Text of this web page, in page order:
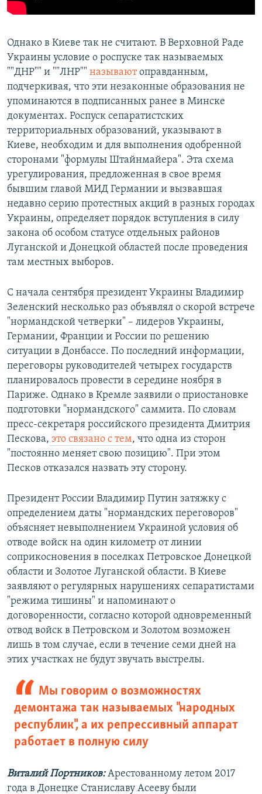
Однако в Киеве так не считают. В Верховной Раде
Украины условие о роспуске так называемых
""ДНР"" и ""ЛНР"" называютоправданным,
подчеркивая, что эти незаконные образования не
упоминаются в подписанных ранее в Минске
документах. Роспуск сепаратистских
территориальных образований, указывают в
Киеве, необходим и для выполнения одобренной
сторонами "формулы Штайнмайера". Эта схема
урегулирования, предложенная в свое время
бывшим главой МИД Германии и вызвавшая
недавно серию протестных акций в разных городах
Украины, определяет порядок вступления в силу
закона об особом статусе отдельных районов
Луганской и Донецкой областей после проведения
там местных выборов.
С начала сентября президент Украины Владимир
Зеленский несколько раз объявлял о скорой встрече
"нормандской четверки" – лидеров Украины,
Германии, Франции и России по решению
ситуации в Донбассе. По последний информации,
переговоры руководителей четырех государств
планировалось провести в середине ноября в
Париже. Однако в Кремле заявили о приостановке
подготовки "нормандского" саммита. По словам
пресс-секретаря российского президента Дмитрия
Пескова, это связано с тем, что одна из сторон
"постоянно меняет свою позицию". При этом
Песков отказался назвать эту сторону.
Президент России Владимир Путин затяжку с
определением даты "нормандских переговоров"
объясняет невыполнением Украиной условия об
отводе войск на один километр от линии
соприкосновения в поселках Петровское Донецкой
области и Золотое Луганской области. В Киеве
заявляют о регулярных нарушениях сепаратистами
"режима тишины" и напоминают о
договоренности, согласно которой одновременный
отвод войск в Петровском и Золотом возможен
лишь в том случае, если в течение семи дней на
этих участках не будут звучать выстрелы.
Мы говорим о возможностях
демонтажа так называемых "народных
республик", а их репрессивный аппарат
работает в полную силу
Виталий Портников:Арестованному летом 2017
года в Донецке Станиславу Асееву были